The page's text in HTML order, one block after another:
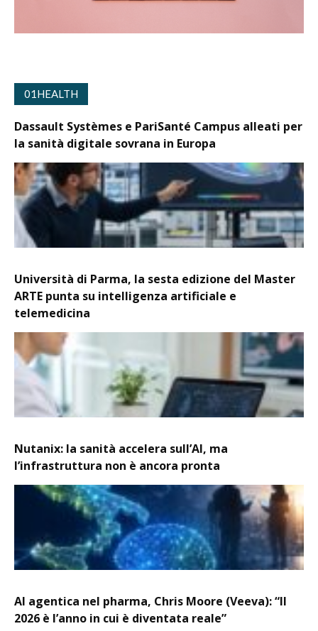
01HEALTH
Dassault Systèmes e PariSanté Campus alleati per
la sanità digitale sovrana in Europa
Università di Parma, la sesta edizione del Master
ARTE punta su intelligenza artificiale e
telemedicina
Nutanix: la sanità accelera sull’AI, ma
l’infrastruttura non è ancora pronta
AI agentica nel pharma, Chris Moore (Veeva): “Il
2026 è l’anno in cui è diventata reale”